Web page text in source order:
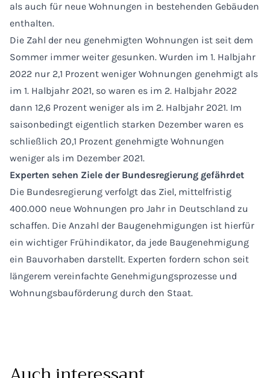
als auch für neue Wohnungen in bestehenden Gebäuden
enthalten.
Die Zahl der neu genehmigten Wohnungen ist seit dem
Sommer immer weiter gesunken. Wurden im 1. Halbjahr
2022 nur 2,1 Prozent weniger Wohnungen genehmigt als
im 1. Halbjahr 2021, so waren es im 2. Halbjahr 2022
dann 12,6 Prozent weniger als im 2. Halbjahr 2021. Im
saisonbedingt eigentlich starken Dezember waren es
schließlich 20,1 Prozent genehmigte Wohnungen
weniger als im Dezember 2021.
Experten sehen Ziele der Bundesregierung gefährdet
Die Bundesregierung verfolgt das Ziel, mittelfristig
400.000 neue Wohnungen pro Jahr in Deutschland zu
schaffen. Die Anzahl der Baugenehmigungen ist hierfür
ein wichtiger Frühindikator, da jede Baugenehmigung
ein Bauvorhaben darstellt. Experten fordern schon seit
längerem vereinfachte Genehmigungsprozesse und
Wohnungsbauförderung durch den Staat.